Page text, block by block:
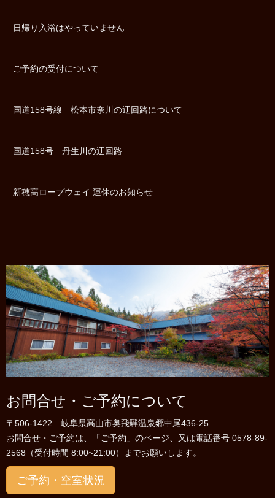
日帰り入浴はやっていません
ご予約の受付について
国道158号線 松本市奈川の迂回路について
国道158号 丹生川の迂回路
新穂高ロープウェイ 運休のお知らせ
お問合せ・ご予約について
〒506-1422 岐阜県高山市奥飛騨温泉郷中尾436-25
お問合せ・ご予約は、「ご予約」のページ、又は電話番号 0578-89-
2568（受付時間 8:00~21:00）までお願いします。
ご予約・空室状況